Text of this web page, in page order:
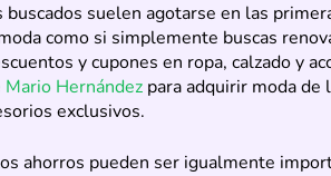
buscados suelen agotarse en las
como si simplemente buscas
y cupones en ropa, calzado y
Mario Hernández para adquirir moda de
exclusivos.
ahorros pueden ser igualmente